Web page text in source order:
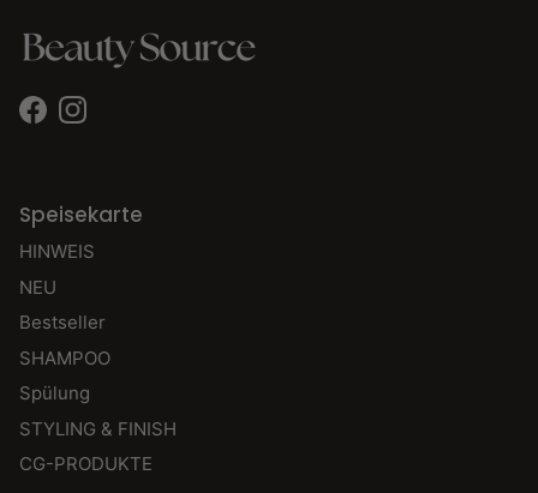
FacebookInstagram
Speisekarte
HINWEIS
NEU
Bestseller
SHAMPOO
Spülung
STYLING & FINISH
CG-PRODUKTE